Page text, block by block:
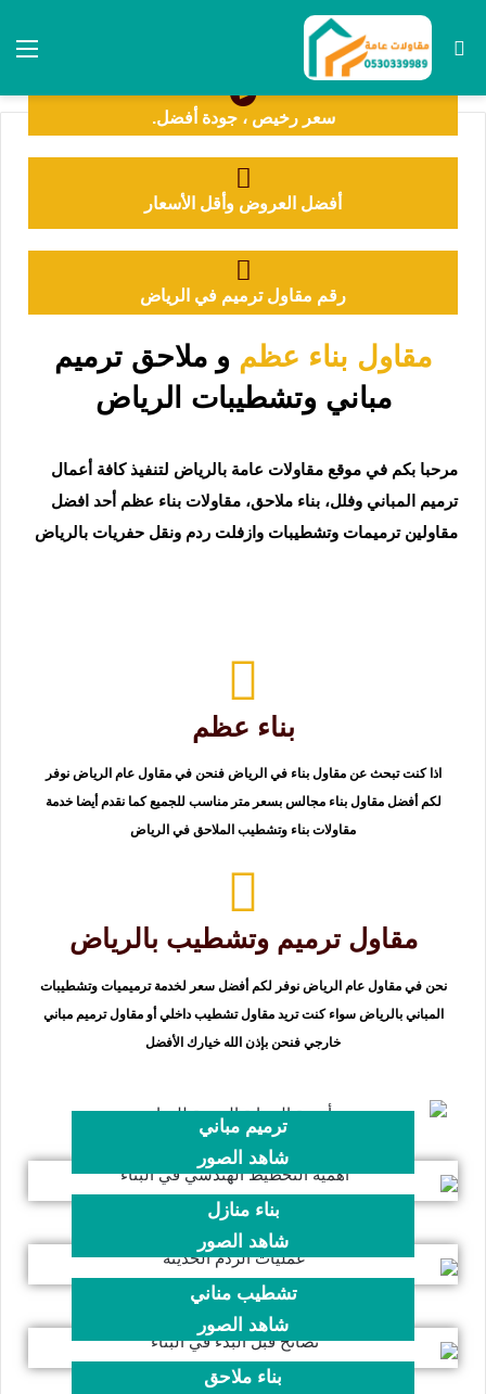
مقاولات عامة
زفلتة وردم الطرقات
0530339989
سعر رخيص ، جودة أفضل.
أفضل العروض وأقل الأسعار
رقم مقاول ترميم في الرياض
مقاول بناء عظم و ملاحق ترميم
مباني وتشطيبات الرياض
مرحبا بكم في موقع مقاولات عامة بالرياض لتنفيذ كافة أعمال
ترميم المباني وفلل، بناء ملاحق، مقاولات بناء عظم أحد افضل
مقاولين ترميمات وتشطيبات وازفلت ردم ونقل حفريات بالرياض
بناء عظم
اذا كنت تبحث عن مقاول بناء في الرياض فنحن في مقاول عام الرياض نوفر
لكم أفضل مقاول بناء مجالس بسعر متر مناسب للجميع كما نقدم أيضا خدمة
مقاولات بناء وتشطيب الملاحق في الرياض
مقاول ترميم وتشطيب بالرياض
نحن في مقاول عام الرياض نوفر لكم أفضل سعر لخدمة ترميميات وتشطيبات
المباني بالرياض سواء كنت تريد مقاول تشطيب داخلي أو مقاول ترميم مباني
خارجي فنحن بإذن الله خيارك الأفضل
ترميم مباني
شاهد الصور
بناء منازل
شاهد الصور
تشطيب مناني
شاهد الصور
بناء ملاحق